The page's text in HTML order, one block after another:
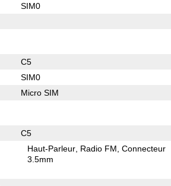
SIM0
C5
SIM0
Micro SIM
C5
Haut-Parleur Radio FM Connecteur
3.5mm